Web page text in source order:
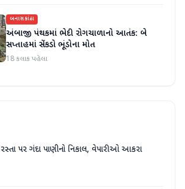
બનાસકાંઠા
અંબાજી પંથકમાં ભેદી રોગચાળાનો આતંક: બે
સપ્તાહમાં સેંકડો ભૂંડોના મોત
18 કલાક પહેલા
રસ્તા પર ગંદા પાણીનો નિકાલ, વેપારીઓ આકરા